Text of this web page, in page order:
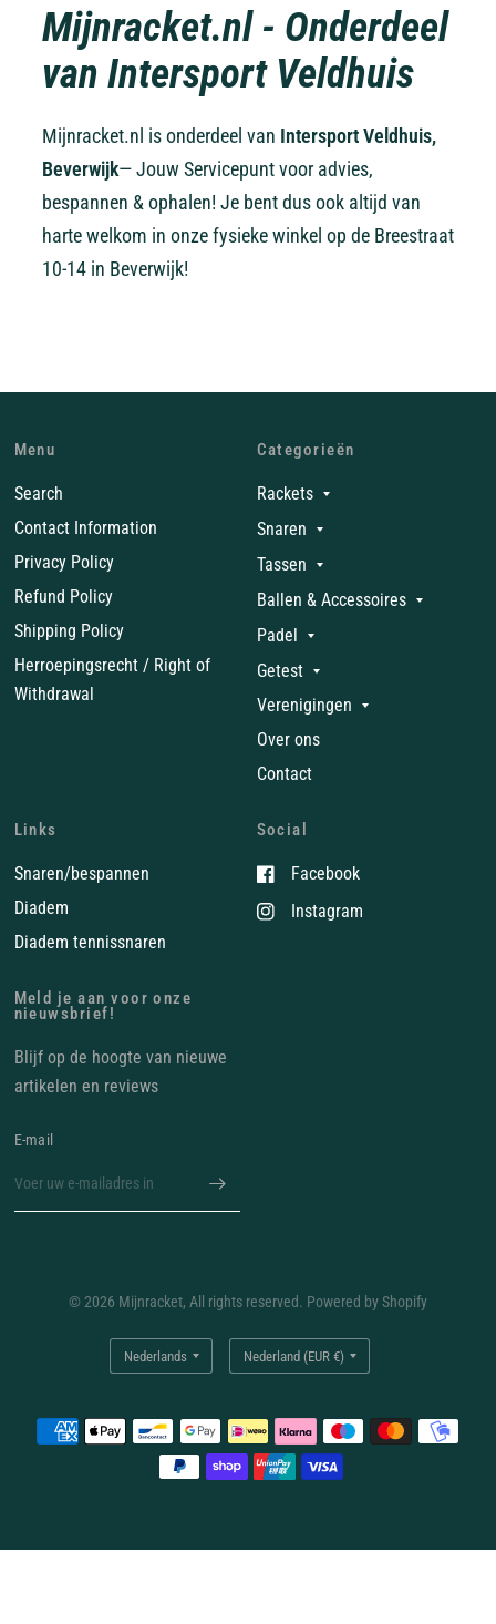
Mijnracket.nl - Onderdeel
van Intersport Veldhuis
Mijnracket.nl is onderdeel van Intersport Veldhuis,
Beverwijk— Jouw Servicepunt voor advies,
bespannen & ophalen! Je bent dus ook altijd van
harte welkom in onze fysieke winkel op de Breestraat
10-14 in Beverwijk!
Menu
Search
Contact Information
Privacy Policy
Refund Policy
Shipping Policy
Herroepingsrecht / Right of
Withdrawal
Categorieën
Rackets
Snaren
Tassen
Ballen & Accessoires
Padel
Getest
Verenigingen
Over ons
Contact
Links
Snaren/bespannen
Diadem
Diadem tennissnaren
Social
Facebook
Instagram
Meld je aan voor onze
nieuwsbrief!
Blijf op de hoogte van nieuwe
artikelen en reviews
E‑mail
© 2026 Mijnracket, All rights reserved. Powered by Shopify
Land/regio
bijwerken
Land/regio
bijwerken